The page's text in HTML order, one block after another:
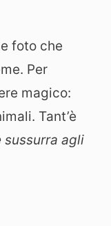
foto che
Per
magico:
Tant’è
sussurra agli